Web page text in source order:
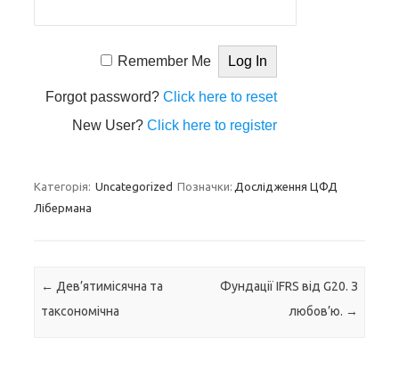
Remember Me
Forgot password?Click here to reset
New User?Click here to register
Категорія: Uncategorized Позначки: Дослідження ЦФД
Лібермана
Навігація по запису
← Дев’ятимісячна та
таксономічна
Фундації IFRS від G20. З
любов’ю. →